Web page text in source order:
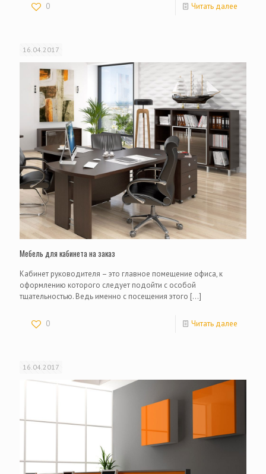
0 Читать далее
16.04.2017
Мебель для кабинета на заказ
Кабинет руководителя – это главное помещение офиса, к
оформлению которого следует подойти с особой
тщательностью. Ведь именно с посещения этого […]
0 Читать далее
16.04.2017